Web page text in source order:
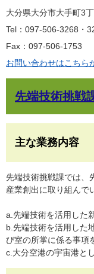
大分県大分市大手町3
Tel：097-506-3268・
Fax：097-506-1753
お問い合わせはこちら
先端技術挑戦
主な業務内容
先端技術挑戦課では、
産業創出に取り組んで
a.先端技術を活用した
b.先端技術を活用した
び室の所掌に係る事項
c.大分空港の宇宙港と